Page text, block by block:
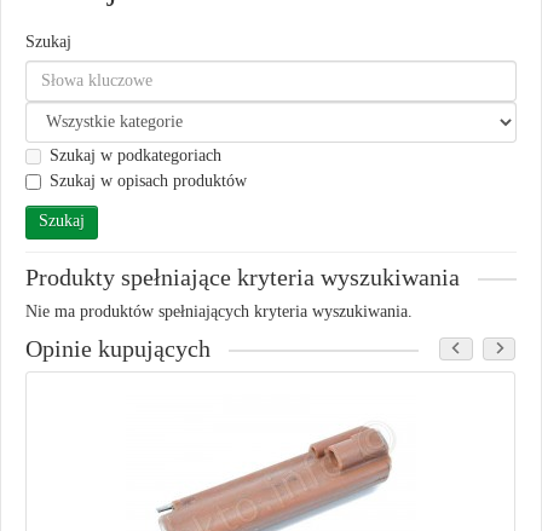
Szukaj
Szukaj w podkategoriach
Szukaj w opisach produktów
Produkty spełniające kryteria wyszukiwania
Nie ma produktów spełniających kryteria wyszukiwania.
Opinie kupujących